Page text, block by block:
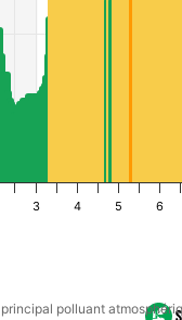
polluant
3 4 5 6